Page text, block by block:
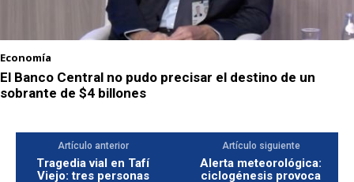
Economía
El Banco Central no pudo precisar el destino de un
sobrante de $4 billones
Artículo anterior
Tragedia vial en Tafí
Viejo: tres personas
Artículo siguiente
Alerta meteorológica:
ciclogénesis provoca